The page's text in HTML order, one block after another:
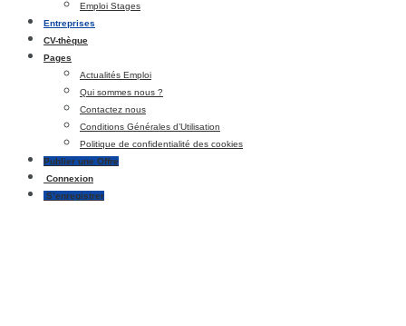
Emploi Stages
Entreprises
CV-thèque
Pages
Actualités Emploi
Qui sommes nous ?
Contactez nous
Conditions Générales d’Utilisation
Politique de confidentialité des cookies
Publier une Offre
Connexion
S’enregistrer